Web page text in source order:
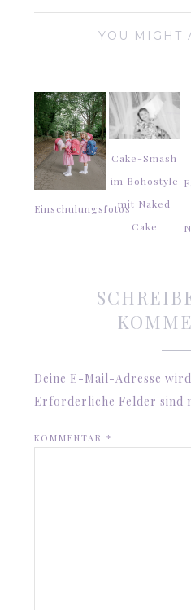
YOU MIGHT
Einschulungsfotos
Cake-Smash
im Bohostyle
mit Naked
Cake
Deine E-Mail-Adresse
Erforderliche Felder sind
KOMMENTAR*